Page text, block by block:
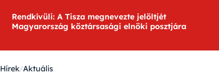
Rendkívüli: A Tisza megnevezte jelöltjét
Magyarország köztársasági elnöki posztjára
Hírek Aktuális